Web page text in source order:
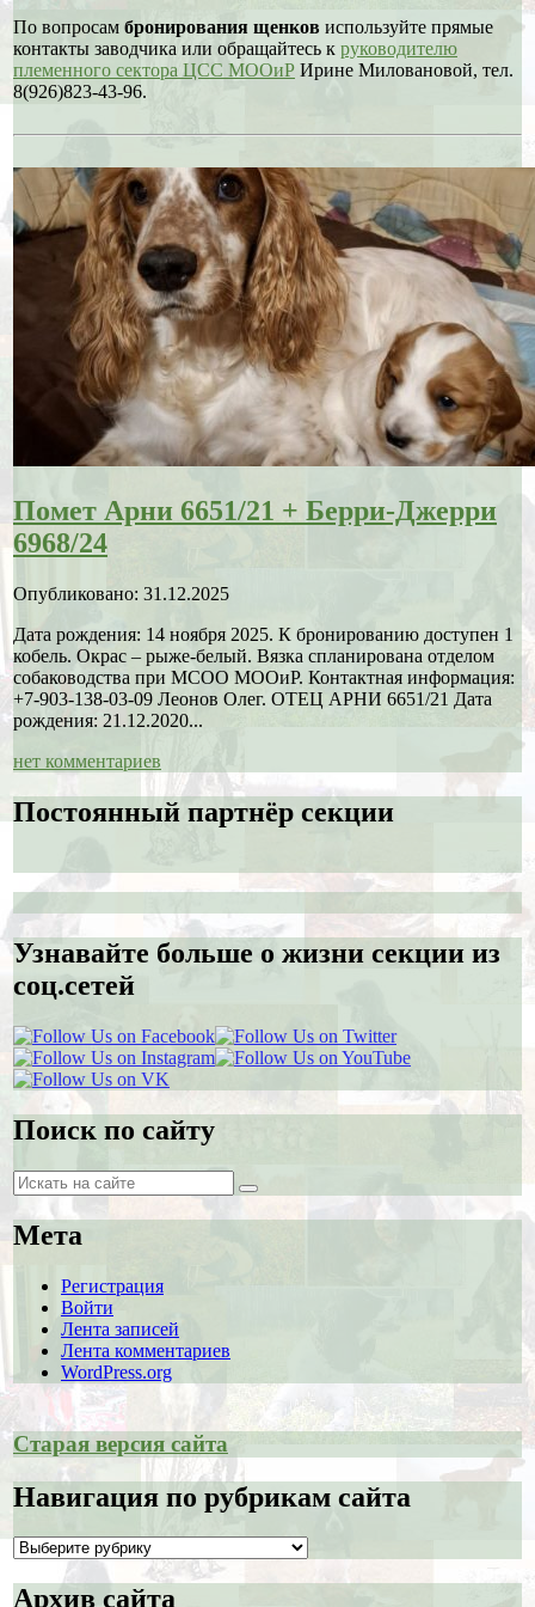
По вопросам бронирования щенков используйте прямые
контакты заводчика или обращайтесь к руководителю
племенного сектора ЦСС МООиР Ирине Миловановой, тел.
8(926)823-43-96.
Помет Арни 6651/21 + Берри-Джерри
6968/24
Опубликовано: 31.12.2025
Дата рождения: 14 ноября 2025. К бронированию доступен 1
кобель. Окрас – рыже-белый. Вязка спланирована отделом
собаководства при МСОО МООиР. Контактная информация:
+7-903-138-03-09 Леонов Олег. ОТЕЦ АРНИ 6651/21 Дата
рождения: 21.12.2020...
нет комментариев
Постоянный партнёр секции
Узнавайте больше о жизни секции из
соц.сетей
Поиск по сайту
Поиск
Поиск
Мета
Регистрация
Войти
Лента записей
Лента комментариев
WordPress.org
Старая версия сайта
Навигация по рубрикам сайта
Навигация
рубрикам
Архив сайта